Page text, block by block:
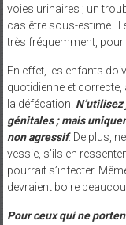
voies urinaires ; un
cas être sous-estimé. Il
très fréquemment, pour
En effet, les enfants
quotidienne et
la défécation.
génitales ; mais
non agressif. De plus,
vessie, s’ils en
pourrait s’infecter.
devraient boire
Pour ceux qui ne